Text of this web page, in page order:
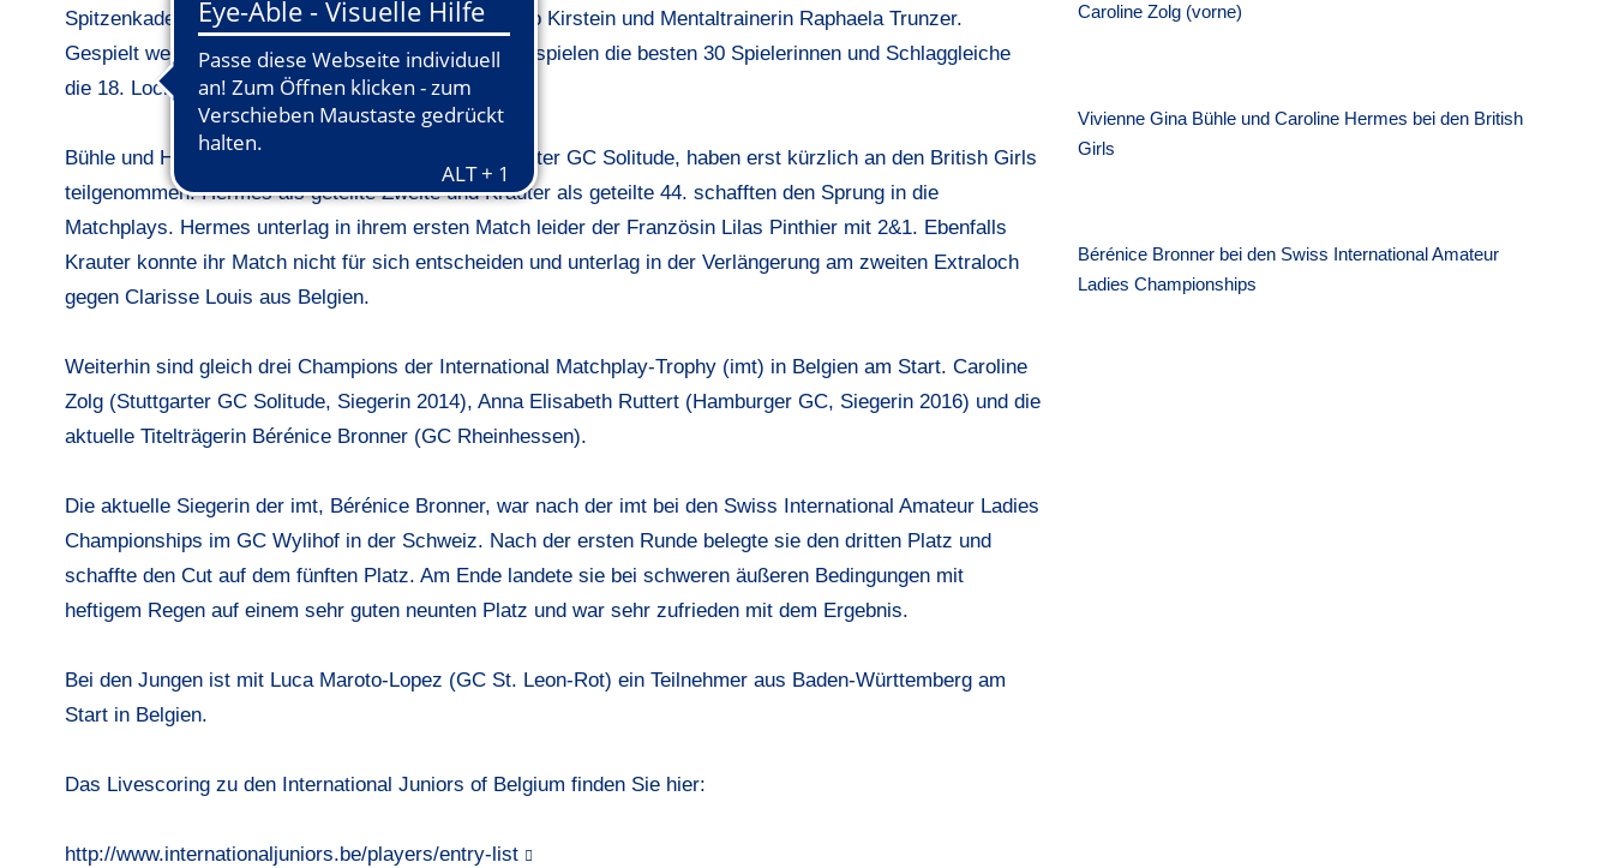
Spitzenkader wird betreut durch Landestrainer Benno Kirstein und Mentaltrainerin Raphaela Trunzer.
Gespielt werden drei Zählspielrunden. Anschließend spielen die besten 30 Spielerinnen und Schlaggleiche
die 18. Loch Finalrunde am Samstag.
Bühle und Hermes, sowie Aline Krauter vom Stuttgarter GC Solitude, haben erst kürzlich an den British Girls
teilgenommen. Hermes als geteilte Zweite und Krauter als geteilte 44. schafften den Sprung in die
Matchplays. Hermes unterlag in ihrem ersten Match leider der Französin Lilas Pinthier mit 2&1. Ebenfalls
Krauter konnte ihr Match nicht für sich entscheiden und unterlag in der Verlängerung am zweiten Extraloch
gegen Clarisse Louis aus Belgien.
Weiterhin sind gleich drei Champions der International Matchplay-Trophy (imt) in Belgien am Start. Caroline
Zolg (Stuttgarter GC Solitude, Siegerin 2014), Anna Elisabeth Ruttert (Hamburger GC, Siegerin 2016) und die
aktuelle Titelträgerin Bérénice Bronner (GC Rheinhessen).
Die aktuelle Siegerin der imt, Bérénice Bronner, war nach der imt bei den Swiss International Amateur Ladies
Championships im GC Wylihof in der Schweiz. Nach der ersten Runde belegte sie den dritten Platz und
schaffte den Cut auf dem fünften Platz. Am Ende landete sie bei schweren äußeren Bedingungen mit
heftigem Regen auf einem sehr guten neunten Platz und war sehr zufrieden mit dem Ergebnis.
Bei den Jungen ist mit Luca Maroto-Lopez (GC St. Leon-Rot) ein Teilnehmer aus Baden-Württemberg am
Start in Belgien.
Das Livescoring zu den International Juniors of Belgium finden Sie hier:
http://www.internationaljuniors.be/players/entry-list
Caroline Zolg (vorne)
Vivienne Gina Bühle und Caroline Hermes bei den British
Girls
Bérénice Bronner bei den Swiss International Amateur
Ladies Championships